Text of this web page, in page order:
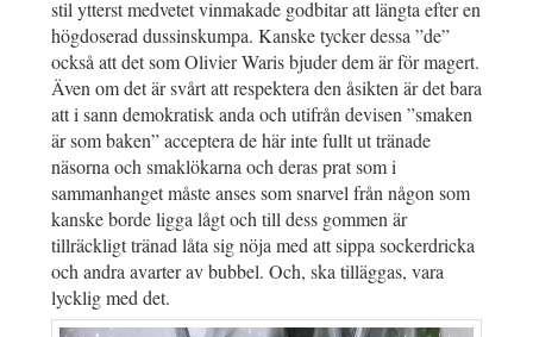
stil ytterst medvetet vinmakade godbitar att längta efter en
högdoserad dussinskumpa. Kanske tycker dessa ”de”
också att det som Olivier Waris bjuder dem är för magert.
Även om det är svårt att respektera den åsikten är det bara
att i sann demokratisk anda och utifrån devisen ”smaken
är som baken” acceptera de här inte fullt ut tränade
näsorna och smaklökarna och deras prat som i
sammanhanget måste anses som snarvel från någon som
kanske borde ligga lågt och till dess gommen är
tillräckligt tränad låta sig nöja med att sippa sockerdricka
och andra avarter av bubbel. Och, ska tilläggas, vara
lycklig med det.